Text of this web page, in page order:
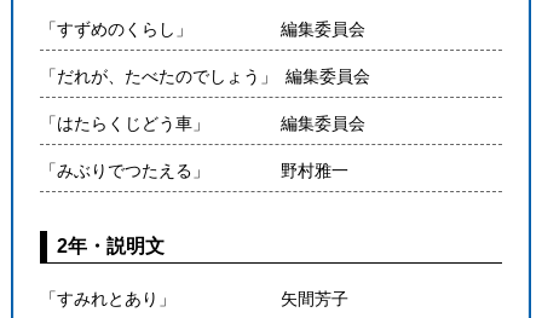
「すずめのくらし」 編集委員会
「だれが、たべたのでしょう」 編集委員会
「はたらくじどう車」 編集委員会
「みぶりでつたえる」 野村雅一
2年・説明文
「すみれとあり」 矢間芳子